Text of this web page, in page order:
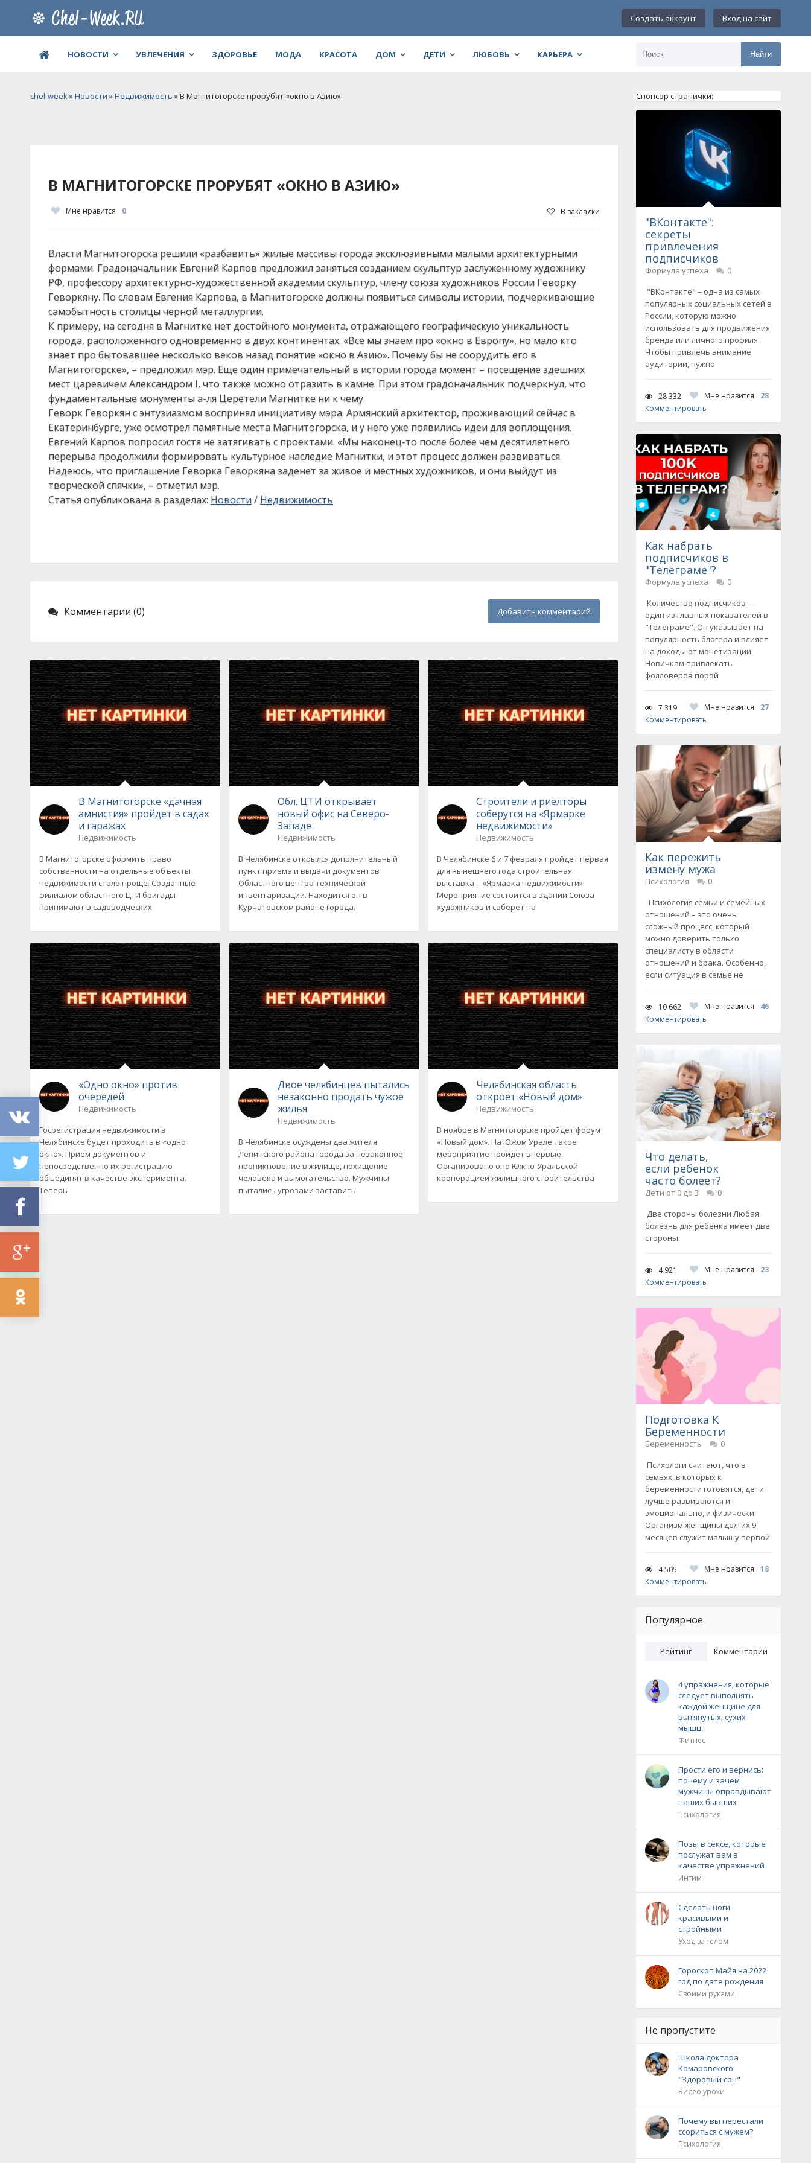
Создать аккаунт Вход на сайт
НОВОСТИ УВЛЕЧЕНИЯ ЗДОРОВЬЕ МОДА КРАСОТА ДОМ ДЕТИ ЛЮБОВЬ КАРЬЕРА Найти
chel-week»Новости »Недвижимость » В Магнитогорске прорубят «окно в Азию»
В МАГНИТОГОРСКЕ ПРОРУБЯТ «ОКНО В АЗИЮ»
Мне нравится 0 В закладки
Власти Магнитогорска решили «разбавить» жилые массивы города эксклюзивными малыми архитектурными
формами. Градоначальник Евгений Карпов предложил заняться созданием скульптур заслуженному художнику
РФ, профессору архитектурно-художественной академии скульптур, члену союза художников России Геворку
Геворкяну. По словам Евгения Карпова, в Магнитогорске должны появиться символы истории, подчеркивающие
самобытность столицы черной металлургии.
К примеру, на сегодня в Магнитке нет достойного монумента, отражающего географическую уникальность
города, расположенного одновременно в двух континентах. «Все мы знаем про «окно в Европу», но мало кто
знает про бытовавшее несколько веков назад понятие «окно в Азию». Почему бы не соорудить его в
Магнитогорске», – предложил мэр. Еще один примечательный в истории города момент – посещение здешних
мест царевичем Александром I, что также можно отразить в камне. При этом градоначальник подчеркнул, что
фундаментальные монументы а-ля Церетели Магнитке ни к чему.
Геворк Геворкян с энтузиазмом воспринял инициативу мэра. Армянский архитектор, проживающий сейчас в
Екатеринбурге, уже осмотрел памятные места Магнитогорска, и у него уже появились идеи для воплощения.
Евгений Карпов попросил гостя не затягивать с проектами. «Мы наконец-то после более чем десятилетнего
перерыва продолжили формировать культурное наследие Магнитки, и этот процесс должен развиваться.
Надеюсь, что приглашение Геворка Геворкяна заденет за живое и местных художников, и они выйдут из
творческой спячки», – отметил мэр.
Статья опубликована в разделах: Новости/ Недвижимость
Комментарии (0) Добавить комментарий
В Магнитогорске «дачная
амнистия» пройдет в садах
и гаражах
Недвижимость
В Магнитогорске оформить право
собственности на отдельные объекты
недвижимости стало проще. Созданные
филиалом областного ЦТИ бригады
принимают в садоводческих
«Одно окно» против
очередей
Недвижимость
Госрегистрация недвижимости в
Челябинске будет проходить в «одно
окно». Прием документов и
непосредственно их регистрацию
объединят в качестве эксперимента.
Теперь
Обл. ЦТИ открывает
новый офис на Северо-
Западе
Недвижимость
В Челябинске открылся дополнительный
пункт приема и выдачи документов
Областного центра технической
инвентаризации. Находится он в
Курчатовском районе города.
Двое челябинцев пытались
незаконно продать чужое
жилья
Недвижимость
В Челябинске осуждены два жителя
Ленинского района города за незаконное
проникновение в жилище, похищение
человека и вымогательство. Мужчины
пытались угрозами заставить
Строители и риелторы
соберутся на «Ярмарке
недвижимости»
Недвижимость
В Челябинске 6 и 7 февраля пройдет первая
для нынешнего года строительная
выставка – «Ярмарка недвижимости».
Мероприятие состоится в здании Союза
художников и соберет на
Челябинская область
откроет «Новый дом»
Недвижимость
В ноябре в Магнитогорске пройдет форум
«Новый дом». На Южом Урале такое
мероприятие пройдет впервые.
Организовано оно Южно-Уральской
корпорацией жилищного строительства
Спонсор странички:
"ВКонтакте":
секреты
привлечения
подписчиков
Формула успеха
0
"ВКонтакте" – одна из самых
популярных социальных сетей в
России, которую можно
использовать для продвижения
бренда или личного профиля.
Чтобы привлечь внимание
аудитории, нужно
28 332 Мне нравится
28
Комментировать
Как набрать
подписчиков в
"Телеграме"?
Формула успеха
0
Количество подписчиков —
один из главных показателей в
"Телеграме". Он указывает на
популярность блогера и влияет
на доходы от монетизации.
Новичкам привлекать
фолловеров порой
7 319 Мне нравится
27
Комментировать
Как пережить
измену мужа
Психология
0
Психология семьи и семейных
отношений – это очень
сложный процесс, который
можно доверить только
специалисту в области
отношений и брака. Особенно,
если ситуация в семье не
10 662 Мне нравится
46
Комментировать
Что делать,
если ребенок
часто болеет?
Дети от 0 до 3
0
Две стороны болезни Любая
болезнь для ребенка имеет две
стороны.
4 921 Мне нравится
23
Комментировать
Подготовка К
Беременности
Беременность
0
Психологи считают, что в
семьях, в которых к
беременности готовятся, дети
лучше развиваются и
эмоционально, и физически.
Организм женщины долгих 9
месяцев служит малышу первой
4 505 Мне нравится
18
Комментировать
Популярное
Рейтинг Комментарии
4 упражнения, которые
следует выполнять
каждой женщине для
вытянутых, сухих
мышц.
Фитнес
Прости его и вернись:
почему и зачем
мужчины оправдывают
наших бывших
Психология
Позы в сексе, которые
послужат вам в
качестве упражнений
Интим
Сделать ноги
красивыми и
стройными
Уход за телом
Гороскоп Майя на 2022
год по дате рождения
Своими руками
Не пропустите
Школа доктора
Комаровского
"Здоровый сон"
Видео уроки
Почему вы перестали
ссориться с мужем?
Психология